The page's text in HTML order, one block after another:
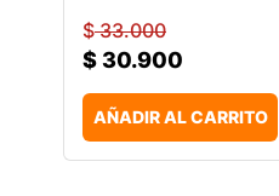
$33.000
$30.900
AÑADIR AL CARRITO